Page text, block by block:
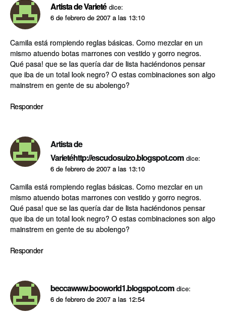
Artista de Varieté dice:
6 de febrero de 2007 a las 13:10
Camila está rompiendo reglas básicas. Como mezclar en un
mismo atuendo botas marrones con vestido y gorro negros.
Qué pasa! que se las querí­a dar de lista haciéndonos pensar
que iba de un total look negro? O estas combinaciones son algo
mainstrem en gente de su abolengo?
Responder
Artista de
Varietéhttp://escudosuizo.blogspot.com dice:
6 de febrero de 2007 a las 13:10
Camila está rompiendo reglas básicas. Como mezclar en un
mismo atuendo botas marrones con vestido y gorro negros.
Qué pasa! que se las quería dar de lista haciéndonos pensar
que iba de un total look negro? O estas combinaciones son algo
mainstrem en gente de su abolengo?
Responder
beccawww.booworld1.blogspot.com dice:
6 de febrero de 2007 a las 12:54